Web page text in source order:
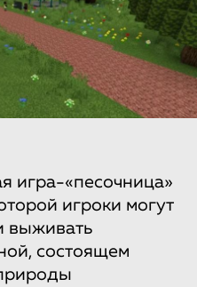
игра-«песочница»
игроки могут
выживать
состоящем